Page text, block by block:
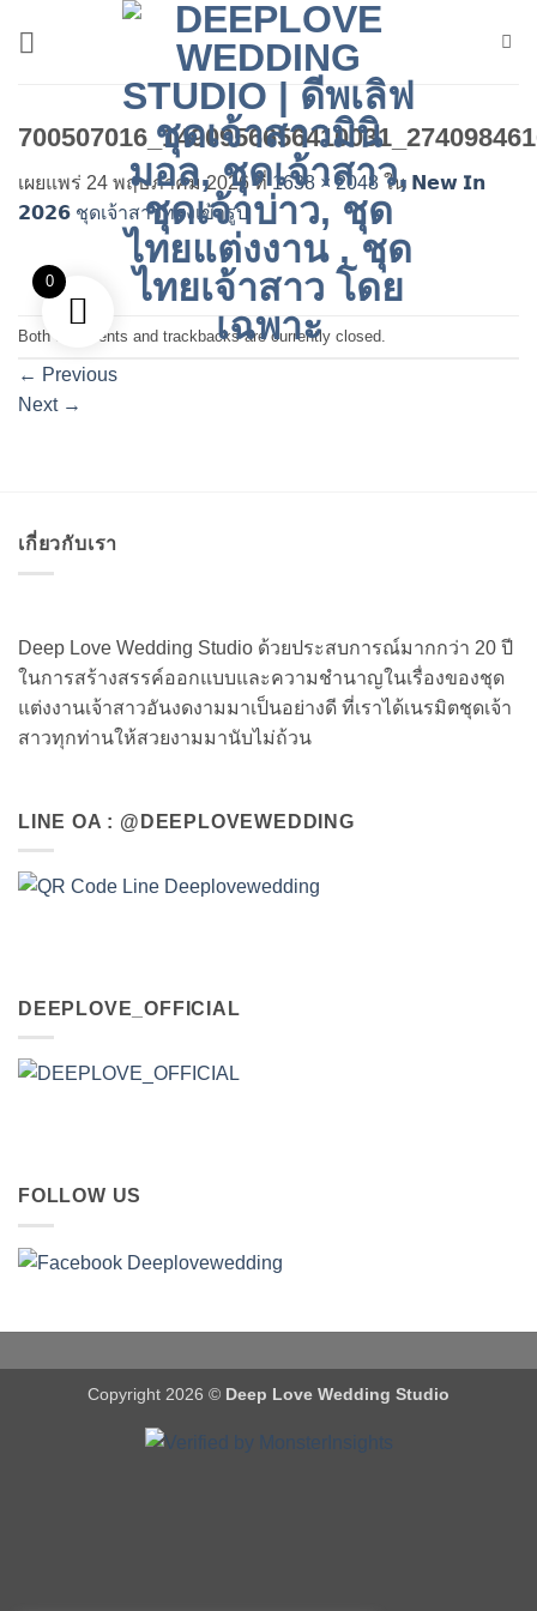
เผยแพร่ 24 พฤษภาคม 2026ที่1638 × 2048 ใน 𝗡𝗲𝘄 𝗜𝗻
𝟮𝟬𝟮𝟲 ชุดเจ้าสาวทรงเข้ารูป
Both comments and trackbacks are currently closed.
← Previous
Next →
เกี่ยวกับเรา
Deep Love Wedding Studio ด้วยประสบการณ์มากกว่า 20 ปี
ในการสร้างสรรค์ออกแบบและความชำนาญในเรื่องของชุด
แต่งงานเจ้าสาวอันงดงามมาเป็นอย่างดี ที่เราได้เนรมิตชุดเจ้า
สาวทุกท่านให้สวยงามมานับไม่ถ้วน
LINE OA : @DEEPLOVEWEDDING
DEEPLOVE_OFFICIAL
FOLLOW US
Copyright 2026 © Deep Love Wedding Studio
0